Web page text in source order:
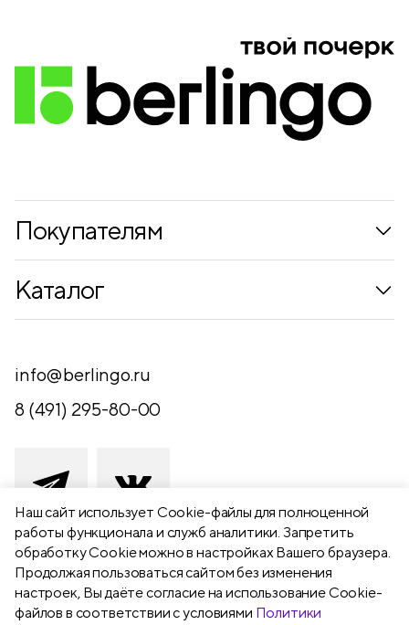
Наш сайт использует Сookie-файлы для полноценной
работы функционала и служб аналитики. Запретить
обработку Cookie можно в настройках Вашего браузера.
Продолжая пользоваться сайтом без изменения
настроек, Вы даёте согласие на использование Cookie-
файлов в соответствии с условиями Политики
Покупателям
Контакты
Обратная связь
Каталог
Письменные принадлежности
Канцелярские принадлежности
Чертежные принадлежности
Хобби и творчество
Презентационное оборудование
Школьный текстиль
Бумажная продукция
info@berlingo.ru
8 (491) 295-80-00
391111 Рязанская обл., Рыбновский р-
н,
г. Рыбное, ул. Берёзовая, 13а